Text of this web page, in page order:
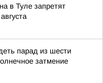
в Туле запретят
парад из шести
затмение